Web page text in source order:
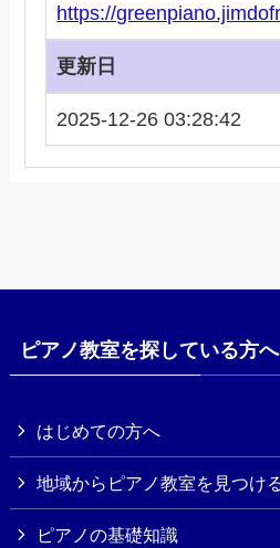
https://
更新日
2025-12-26 03:28:42
ピアノ教室を探している方へ
はじめての方へ
地域からピアノ教室を見つけ
ピアノの基礎知識